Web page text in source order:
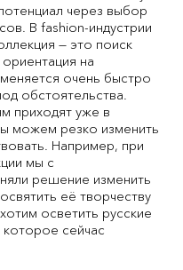
через выбор
В fashion-индустрии
— это поиск
на
очень быстро
обстоятельства.
приходят уже в
можем резко изменить
Например, при
мы с
решение изменить
её творчеству
осветить русские
которое сейчас